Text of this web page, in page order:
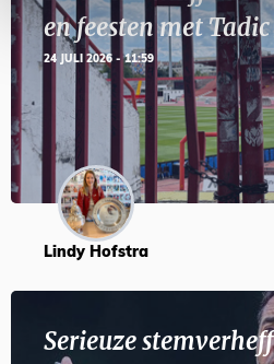
en feesten met Tadic
24 JULI 2026 - 11:59
Lindy Hofstra
Serieuze